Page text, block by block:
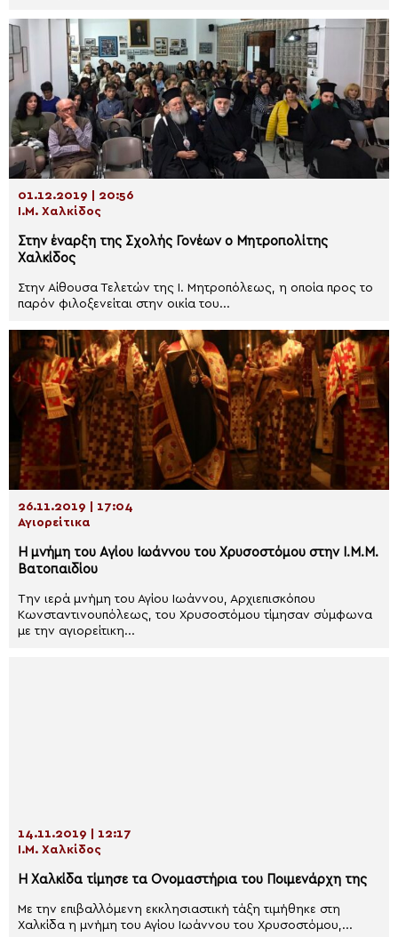
01.12.2019 | 20:56
Ι.Μ. Χαλκίδος
Στην έναρξη της Σχολής Γονέων ο Μητροπολίτης
Χαλκίδος
Στην Αίθουσα Τελετών της Ι. Μητροπόλεως, η οποία προς το
παρόν φιλοξενείται στην οικία του...
26.11.2019 | 17:04
Αγιορείτικα
Η μνήμη του Αγίου Ιωάννου του Χρυσοστόμου στην Ι.Μ.Μ.
Βατοπαιδίου
Την ιερά μνήμη του Αγίου Ιωάννου, Αρχιεπισκόπου
Κωνσταντινουπόλεως, του Χρυσοστόμου τίμησαν σύμφωνα
με την αγιορείτικη...
14.11.2019 | 12:17
Ι.Μ. Χαλκίδος
Η Χαλκίδα τίμησε τα Ονομαστήρια του Ποιμενάρχη της
Με την επιβαλλόμενη εκκλησιαστική τάξη τιμήθηκε στη
Χαλκίδα η μνήμη του Αγίου Ιωάννου του Χρυσοστόμου,...